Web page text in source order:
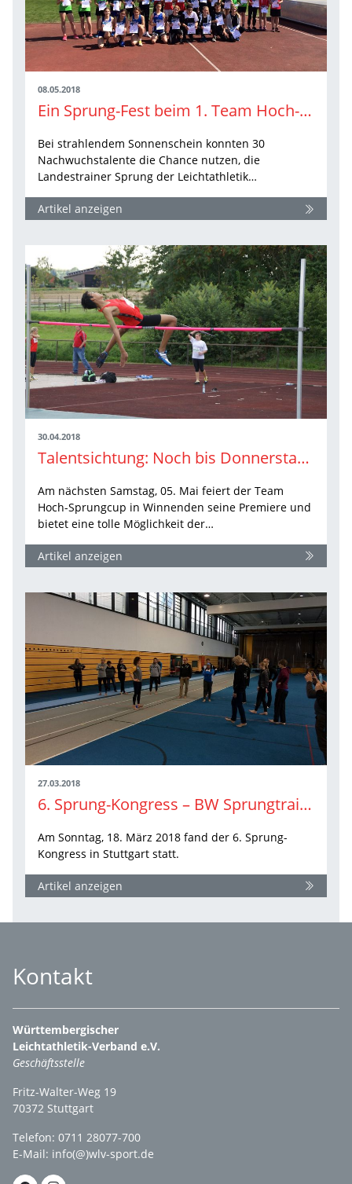
08.05.2018
Ein Sprung-Fest beim 1. Team Hoch-Sprungcup der Leichtathletik Baden-Württemberg
Bei strahlendem Sonnenschein konnten 30
Nachwuchstalente die Chance nutzen, die
Landestrainer Sprung der Leichtathletik…
Artikel anzeigen
30.04.2018
Talentsichtung: Noch bis Donnerstag zum Team Hoch-Sprungcup anmelden
Am nächsten Samstag, 05. Mai feiert der Team
Hoch-Sprungcup in Winnenden seine Premiere und
bietet eine tolle Möglichkeit der…
Artikel anzeigen
27.03.2018
6. Sprung-Kongress – BW Sprungtrainer/innen mit vielen Möglichkeiten zur Selbsterfahrung
Am Sonntag, 18. März 2018 fand der 6. Sprung-
Kongress in Stuttgart statt.
Artikel anzeigen
Kontakt
Württembergischer
Leichtathletik-Verband e.V.
Geschäftsstelle
Fritz-Walter-Weg 19
70372 Stuttgart
Telefon: 0711 28077-700
E-Mail: info(@)wlv-sport.de